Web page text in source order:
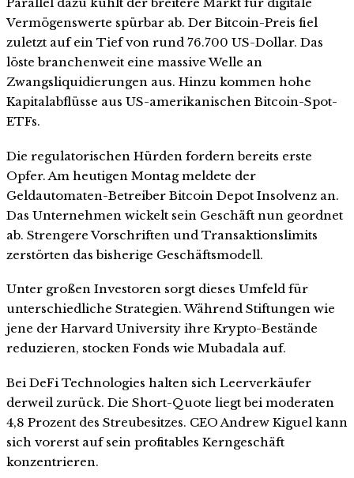
Vermögenswerte spürbar ab. Der Bitcoin-Preis fiel
zuletzt auf ein Tief von rund 76.700 US-Dollar. Das
löste branchenweit eine massive Welle an
Zwangsliquidierungen aus. Hinzu kommen hohe
Kapitalabflüsse aus US-amerikanischen Bitcoin-Spot-
ETFs.
Die regulatorischen Hürden fordern bereits erste
Opfer. Am heutigen Montag meldete der
Geldautomaten-Betreiber Bitcoin Depot Insolvenz an.
Das Unternehmen wickelt sein Geschäft nun geordnet
ab. Strengere Vorschriften und Transaktionslimits
zerstörten das bisherige Geschäftsmodell.
Unter großen Investoren sorgt dieses Umfeld für
unterschiedliche Strategien. Während Stiftungen wie
jene der Harvard University ihre Krypto-Bestände
reduzieren, stocken Fonds wie Mubadala auf.
Bei DeFi Technologies halten sich Leerverkäufer
derweil zurück. Die Short-Quote liegt bei moderaten
4,8 Prozent des Streubesitzes. CEO Andrew Kiguel kann
sich vorerst auf sein profitables Kerngeschäft
konzentrieren.